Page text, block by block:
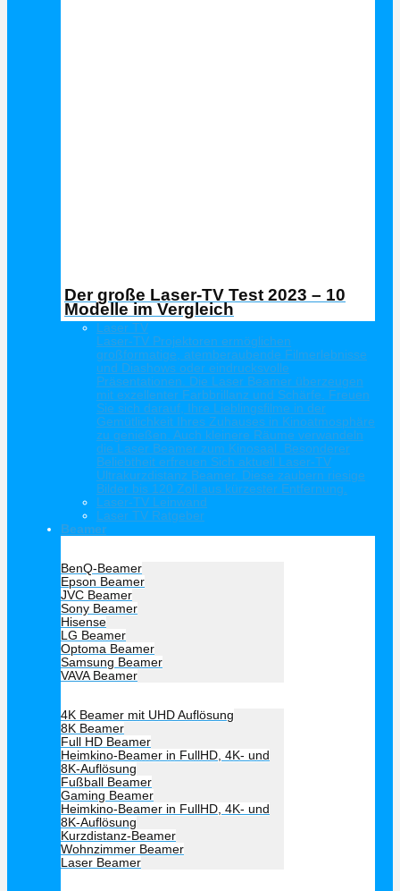
Der große Laser-TV Test 2023 – 10
Modelle im Vergleich
Laser TV
Laser-TV Projektoren ermöglichen
großformatige, atemberaubende Filmerlebnisse
und Diashows oder eindrucksvolle
Präsentationen. Die Laser Beamer überzeugen
mit exzellenter Farbbrillanz und Schärfe. Freuen
Sie sich darauf, Ihre Lieblingsfilme in der
Gemütlichkeit Ihres Zuhauses in Kinoatmosphäre
zu genießen. Auch kleinere Räume verwandeln
die Laser Beamer zum Kinosaal. Besonderer
Beliebtheit erfreuen Sich aktuell Laser-TV
Ultrakurzdistanz Beamer. Diese zaubern riesige
Bilder bis 120 Zoll aus kürzester Entfernung.
Laser-TV Leinwand
Laser TV Ratgeber
Beamer
BenQ-Beamer
Epson Beamer
JVC Beamer
Sony Beamer
Hisense
LG Beamer
Optoma Beamer
Samsung Beamer
VAVA Beamer
4K Beamer mit UHD Auflösung
8K Beamer
Full HD Beamer
Heimkino-Beamer in FullHD, 4K- und
8K-Auflösung
Fußball Beamer
Gaming Beamer
Heimkino-Beamer in FullHD, 4K- und
8K-Auflösung
Kurzdistanz-Beamer
Wohnzimmer Beamer
Laser Beamer